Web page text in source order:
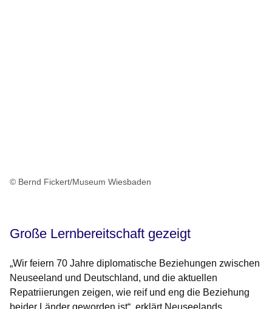
© Bernd Fickert/Museum Wiesbaden
Große Lernbereitschaft gezeigt
„Wir feiern 70 Jahre diplomatische Beziehungen zwischen
Neuseeland und Deutschland, und die aktuellen
Repatriierungen zeigen, wie reif und eng die Beziehung